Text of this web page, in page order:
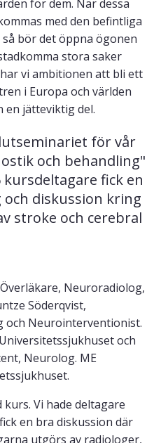
för dem. När dessa
med den befintliga
bör det öppna ögonen
stora saker
vi ambitionen att bli ett
i Europa och världen
en jätteviktig del.
för vår
och behandling"
kursdeltagare fick en
diskussion kring
stroke och cerebral
Neuroradiolog,
Söderqvist,
och Neurointerventionist.
och
Neurolog. ME
kurs. Vi hade deltagare
en bra diskussion där
utgörs av radiologer,